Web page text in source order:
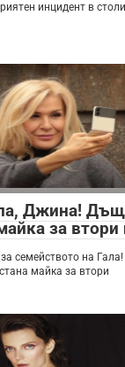
инцидент в
Джина!
за втори
семейството на
майка за втори